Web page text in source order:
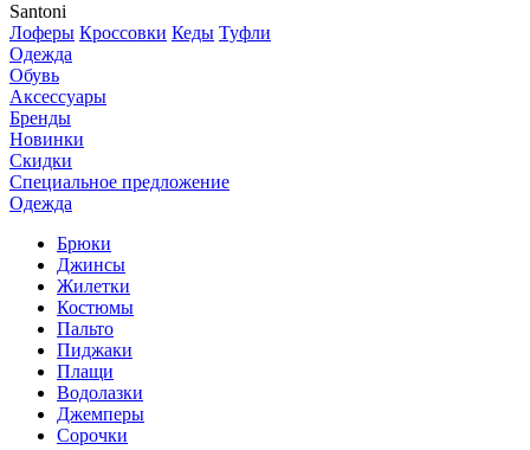
Santoni
Лоферы Кроссовки Кеды Туфли
Одежда
Обувь
Аксессуары
Бренды
Новинки
Скидки
Специальное предложение
Одежда
Брюки
Джинсы
Жилетки
Костюмы
Пальто
Пиджаки
Плащи
Водолазки
Джемперы
Сорочки